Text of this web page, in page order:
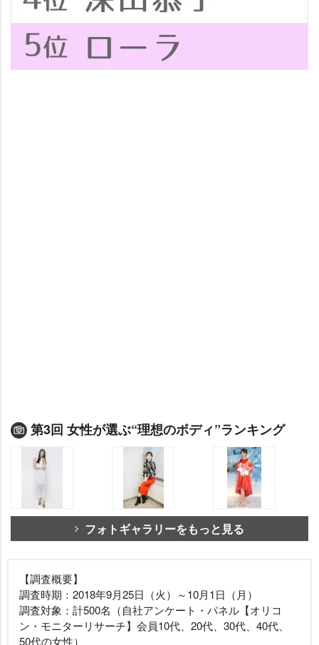
第3回 女性が選ぶ“理想のボディ”ランキング
フォトギャラリーをもっと見る
【調査概要】
調査時期：2018年9月25日（火）～10月1日（月）
調査対象：計500名（自社アンケート・パネル【オリコ
ン・モニターリサーチ】会員10代、20代、30代、40代、
50代の女性）